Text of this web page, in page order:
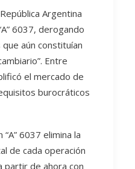
Argentina
6037, derogando
aún constituían
Entre
el mercado de
burocráticos
“A” 6037 elimina la
de cada operación
partir de ahora con